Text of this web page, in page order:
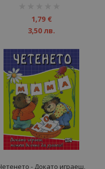
1,79 €
3,50 лв.
- Докато играеш,